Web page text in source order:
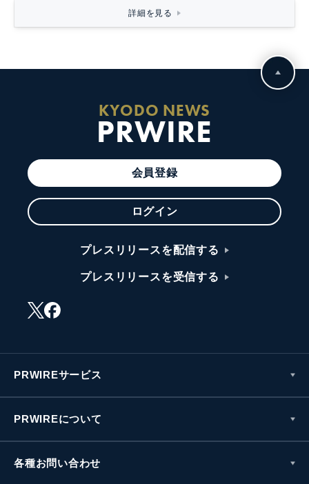
詳細を見る
KYODO NEWS
PRWIRE
会員登録
ログイン
プレスリリースを配信する
プレスリリースを受信する
PRWIREサービス
PRWIREについて
各種お問い合わせ